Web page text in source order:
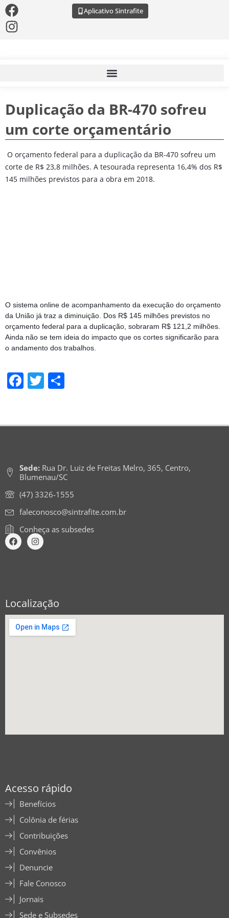
Aplicativo Sintrafite
Duplicação da BR-470 sofreu
um corte orçamentário
O orçamento federal para a duplicação da BR-470 sofreu um
corte de R$ 23,8 milhões. A tesourada representa 16,4% dos R$
145 milhões previstos para a obra em 2018.
O sistema online de acompanhamento da execução do orçamento
da União já traz a diminuição. Dos R$ 145 milhões previstos no
orçamento federal para a duplicação, sobraram R$ 121,2 milhões.
Ainda não se tem ideia do impacto que os cortes significarão para
o andamento dos trabalhos.
Facebook
Twitter
Sede:Rua Dr. Luiz de Freitas Melro, 365, Centro,
Blumenau/SC
(47) 3326-1555
faleconosco@sintrafite.com.br
Conheça as subsedes
Localização
Acesso rápido
Benefícios
Colônia de férias
Contribuições
Convênios
Denuncie
Fale Conosco
Jornais
Sede e Subsedes